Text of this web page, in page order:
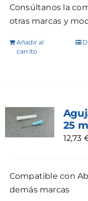
Consúltanos la
otras marcas y
Añadir al
carrito
25
12,73
Compatible con
demás marcas